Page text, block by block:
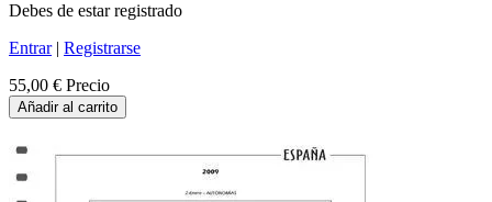
Debes de estar registrado
Entrar| Registrarse
55,00 € Precio
Añadir al carrito